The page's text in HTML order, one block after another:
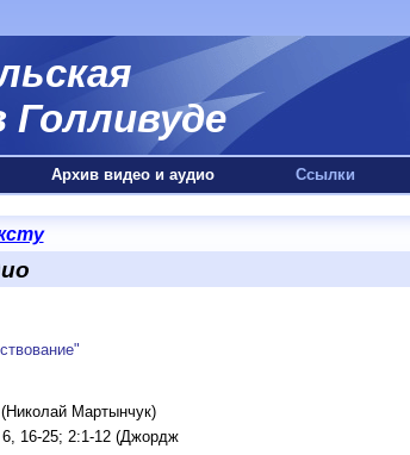
Архив видео и аудио Ссылки
Мартынчук)
16-25; 2:1-12 (Джордж